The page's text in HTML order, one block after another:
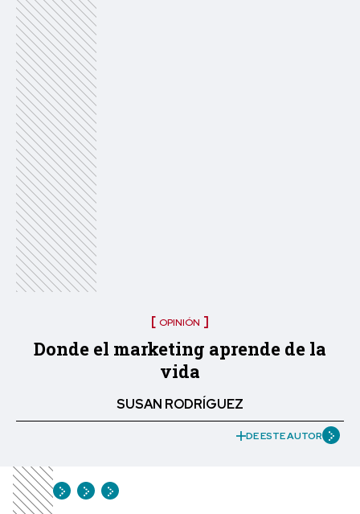
OPINIÓN
Donde el marketing aprende de la
vida
SUSAN RODRÍGUEZ
DE ESTE AUTOR